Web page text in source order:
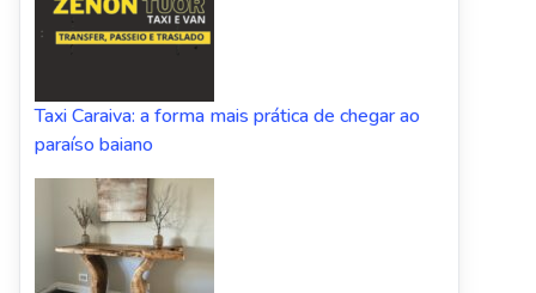
Taxi Caraiva: a forma mais prática de chegar ao
paraíso baiano